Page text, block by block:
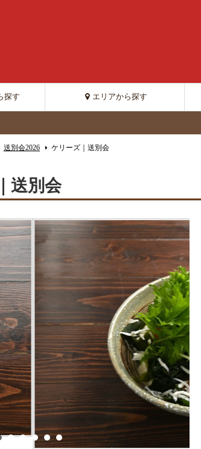
探す エリアから探す
送別会2026 ケリーズ｜送別会
送別会